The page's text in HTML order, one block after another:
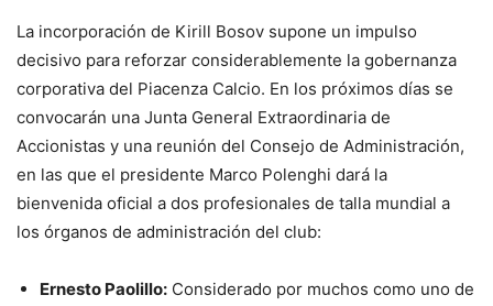
La incorporación de Kirill Bosov supone un impulso
decisivo para reforzar considerablemente la gobernanza
corporativa del Piacenza Calcio. En los próximos días se
convocarán una Junta General Extraordinaria de
Accionistas y una reunión del Consejo de Administración,
en las que el presidente Marco Polenghi dará la
bienvenida oficial a dos profesionales de talla mundial a
los órganos de administración del club:
Ernesto Paolillo: Considerado por muchos como uno de